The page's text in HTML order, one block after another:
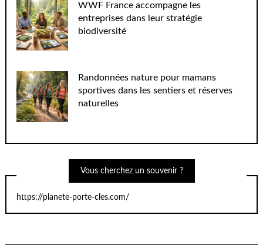
WWF France accompagne les
entreprises dans leur stratégie
biodiversité
Randonnées nature pour mamans
sportives dans les sentiers et réserves
naturelles
Vous cherchez un souvenir ?
https://planete-porte-cles.com/